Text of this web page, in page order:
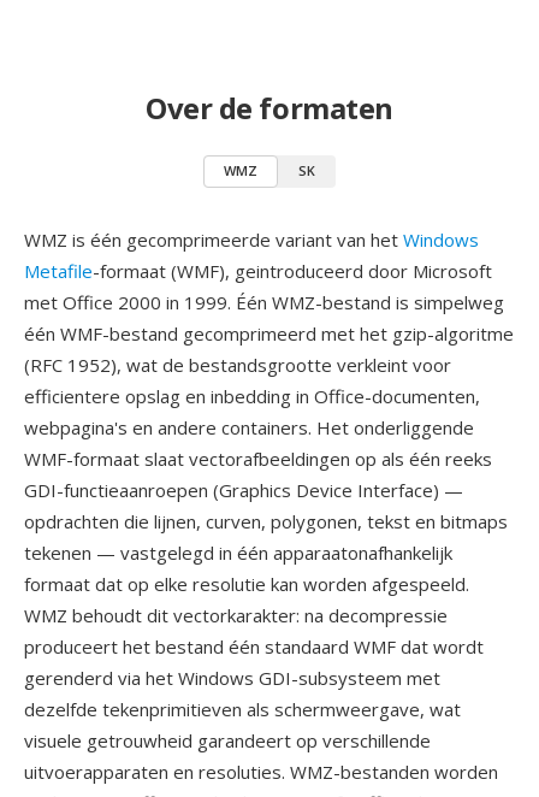
Over de formaten
WMZ SK
WMZ is één gecomprimeerde variant van het Windows
Metafile-formaat (WMF), geintroduceerd door Microsoft
met Office 2000 in 1999. Één WMZ-bestand is simpelweg
één WMF-bestand gecomprimeerd met het gzip-algoritme
(RFC 1952), wat de bestandsgrootte verkleint voor
efficientere opslag en inbedding in Office-documenten,
webpagina's en andere containers. Het onderliggende
WMF-formaat slaat vectorafbeeldingen op als één reeks
GDI-functieaanroepen (Graphics Device Interface) —
opdrachten die lijnen, curven, polygonen, tekst en bitmaps
tekenen — vastgelegd in één apparaatonafhankelijk
formaat dat op elke resolutie kan worden afgespeeld.
WMZ behoudt dit vectorkarakter: na decompressie
produceert het bestand één standaard WMF dat wordt
gerenderd via het Windows GDI-subsysteem met
dezelfde tekenprimitieven als schermweergave, wat
visuele getrouwheid garandeert op verschillende
uitvoerapparaten en resoluties. WMZ-bestanden worden